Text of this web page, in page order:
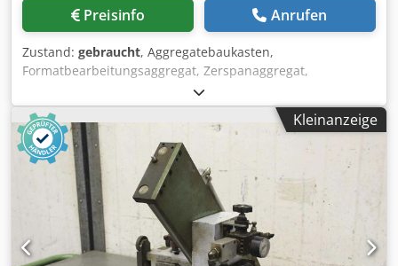
Preisinfo Anrufen
Zustand: gebraucht, Aggregatebaukasten,
Formatbearbeitungsaggregat, Zerspanaggregat,
Fräsaggregat, Formfräsaggregat, Fügefräsaggregat,
Kappaggregat, Doppelendprofiler,
Kantenbearbeitungsmaschine, Ritzmotor, Zerspanermotor,
Fräsmotor für Kantenbearbeitungsmaschine -Verkauf:
Übergabe im Ist-Zustand wie besichtigt -Schutzabdeckung:
Beschädigung siehe Fotos -Hersteller: Homag,
Fräsaggregat aus Kantenanleimmaschine BRANDT KS 25 -
Motor: Homag 0,75 kW / 12000 U/min -Spannung: 220V /
200 Hz -Pneumatikzylinder: Bosch -Abmessungen:
900/570/H325 mm -Gewicht: 44 kg Cedpfogylrlox Akvjha
Kleinanzeige